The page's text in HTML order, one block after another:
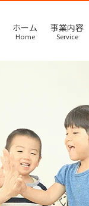
ホーム
Home
事業内容
Service